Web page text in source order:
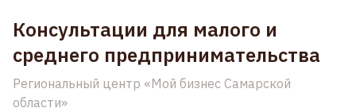
Консультации для малого и
среднего предпринимательства
Региональный центр «Мой бизнес Самарской
области»